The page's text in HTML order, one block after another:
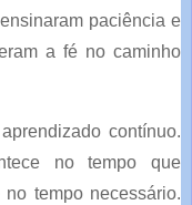
paciência e
a fé no caminho
contínuo.
no tempo que
tempo necessário.